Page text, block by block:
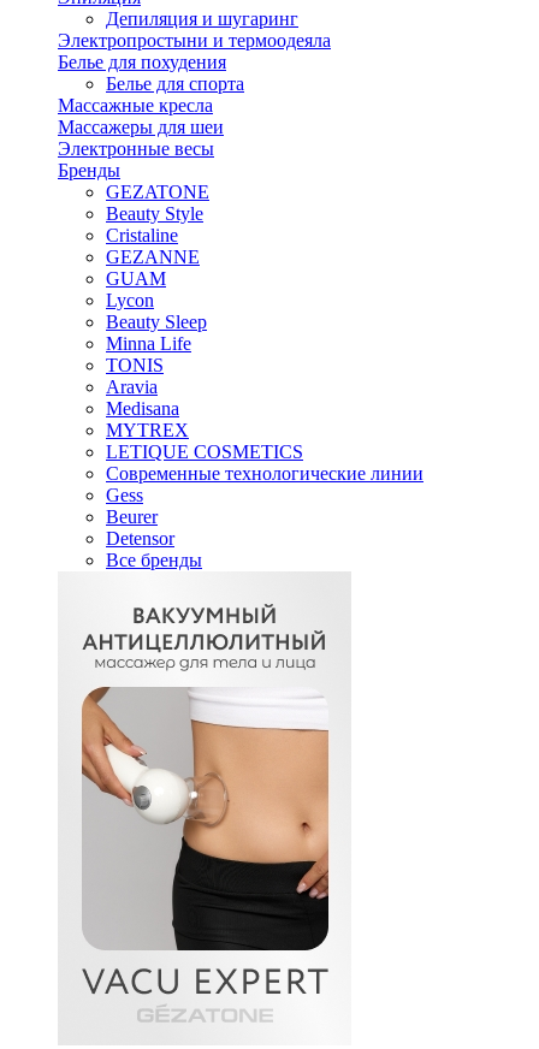
Депиляция и шугаринг
Электропростыни и термоодеяла
Белье для похудения
Белье для спорта
Массажные кресла
Массажеры для шеи
Электронные весы
Бренды
GEZATONE
Beauty Style
Cristaline
GEZANNE
GUAM
Lycon
Beauty Sleep
Minna Life
TONIS
Aravia
Medisana
MYTREX
LETIQUE COSMETICS
Современные технологические линии
Gess
Beurer
Detensor
Все бренды